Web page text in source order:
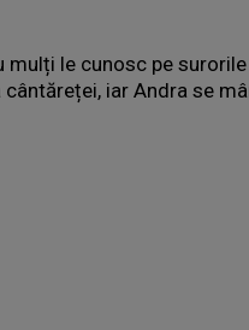
mulți le cunosc pe
iar Andra se